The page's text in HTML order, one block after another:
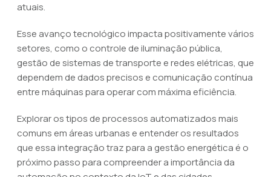
atuais.
Esse avanço tecnológico impacta positivamente vários
setores, como o controle de iluminação pública,
gestão de sistemas de transporte e redes elétricas, que
dependem de dados precisos e comunicação contínua
entre máquinas para operar com máxima eficiência.
Explorar os tipos de processos automatizados mais
comuns em áreas urbanas e entender os resultados
que essa integração traz para a gestão energética é o
próximo passo para compreender a importância da